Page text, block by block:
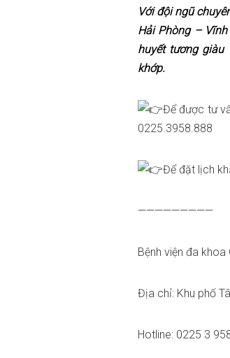
Với đội ngũ
Hải Phòng –
huyết tương
khớp.
Để được tư
0225.3958.888
Để đặt lịch
—————————
Bệnh viện đa
Địa chỉ: Khu phố
Hotline: 0225 3